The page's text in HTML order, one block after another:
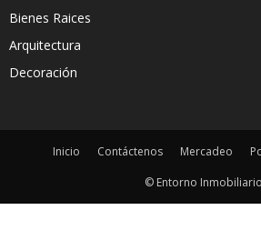
Bienes Raices
Arquitectura
Decoración
Inicio Contáctenos Mercadeo
© Entorno Inmobiliario